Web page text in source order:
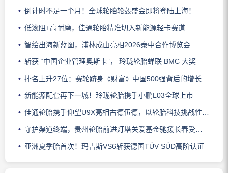
倒计时不足一个月！全球轮胎轮毂盛会即将登陆上海！
低滚阻+高耐磨，佳通轮胎精准切入新能源轻卡赛道
智绘出海新蓝图，浦林成山亮相2026泰中合作博览会
斩获 “中国企业管理奥斯卡”， 玲珑轮胎蝉联 BMC 大奖
排名上升27位：赛轮跻身《财富》中国500强背后的增长逻辑
新能源配套再下一城！玲珑轮胎携手小鹏L03全球上市
佳通轮胎携手仰望U9X亮相古德伍德，以轮胎科技挑战性能边界
守护渠道终端，贵州轮胎前进灯塔关爱基金驰援长春受灾门店
亚洲夏季胎首次！玛吉斯VS6斩获德国TÜV SÜD高阶认证